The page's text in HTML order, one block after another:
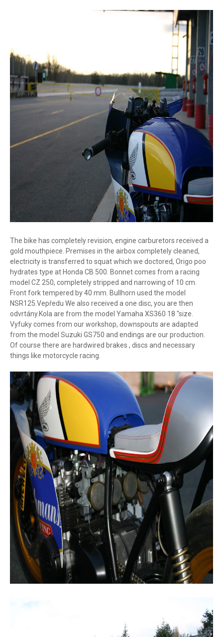
The bike has completely revision, engine carburetors received a
gold mouthpiece. Premises in the airbox completely cleaned,
electricity is transferred to squat which we doctored, Origo poo
hydrates type at Honda CB 500. Bonnet comes from a racing
model CZ 250, completely stripped and narrowing of 10 cm.
Front fork tempered by 40 mm. Bullhorn used the model
NSR125.Vepředu We also received a one disc, you are then
odvrtány.Kola are from the model Yamaha XS360 18 "size.
Vyfuky comes from our workshop, downspouts are adapted
from the model Suzuki GS750 and endings are our production.
Of course there are hardwired brakes , discs and necessary
things like motorcycle racing.